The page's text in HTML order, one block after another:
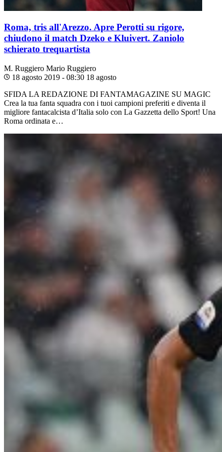
Roma, tris all'Arezzo. Apre Perotti su rigore,
chiudono il match Dzeko e Kluivert. Zaniolo
schierato trequartista
M. Ruggiero Mario Ruggiero
18 agosto 2019 - 08:30 18 agosto
SFIDA LA REDAZIONE DI FANTAMAGAZINE SU MAGIC
Crea la tua fanta squadra con i tuoi campioni preferiti e diventa il
migliore fantacalcista d’Italia solo con La Gazzetta dello Sport! Una
Roma ordinata e…